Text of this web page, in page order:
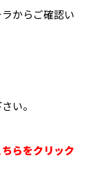
からご確認い
い。
らをクリック